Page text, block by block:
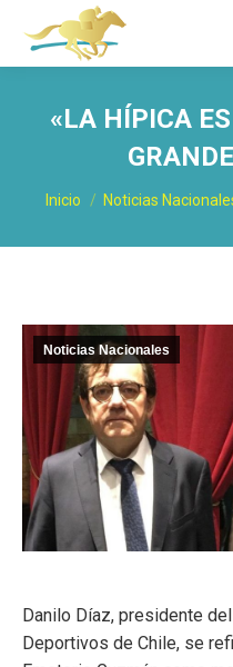
«LA HÍPICA
Estás aquí:
Inicio Noticias
Noticias Nacionales
Danilo Díaz, presidente
Deportivos de Chile, se